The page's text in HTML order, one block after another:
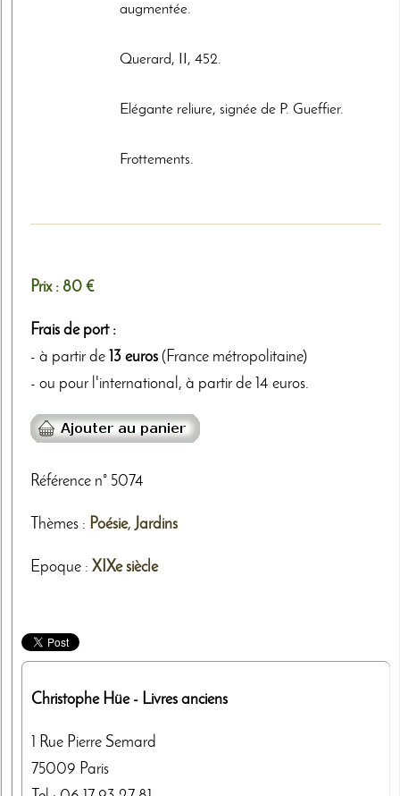
augmentée.
Querard, II, 452.
Elégante reliure, signée de P. Gueffier.
Frottements.
Prix : 80 €
Frais de port :
- à partir de 13 euros (France métropolitaine)
- ou pour l'international, à partir de 14 euros.
Référence n° 5074
Thèmes : Poésie, Jardins
Epoque : XIXe siècle
Christophe Hüe- Livres anciens
1 Rue Pierre Semard
75009 Paris